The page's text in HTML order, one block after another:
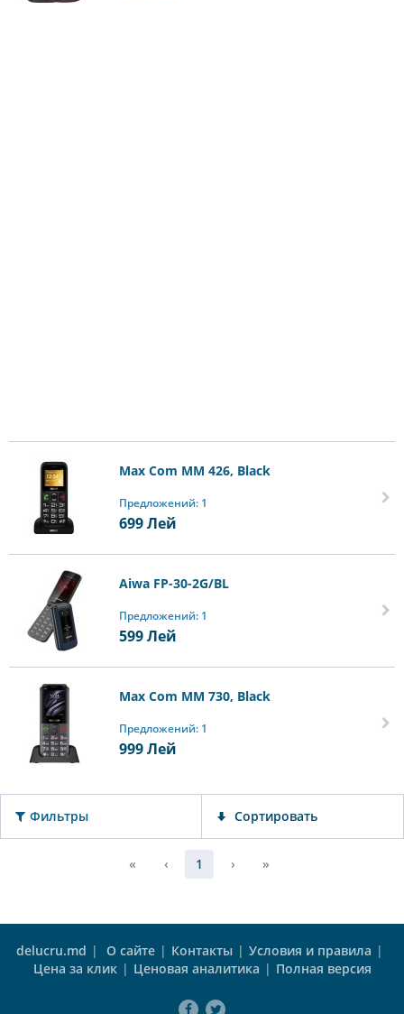
Max Com MM 426, Black
Предложений: 1
699Лей
Aiwa FP-30-2G/BL
Предложений: 1
599Лей
Max Com MM 730, Black
Предложений: 1
999Лей
Фильтры Сортировать
« ‹ 1 › »
delucru.md | О сайте | Контакты | Условия и правила |
Цена за клик | Ценовая аналитика | Полная версия